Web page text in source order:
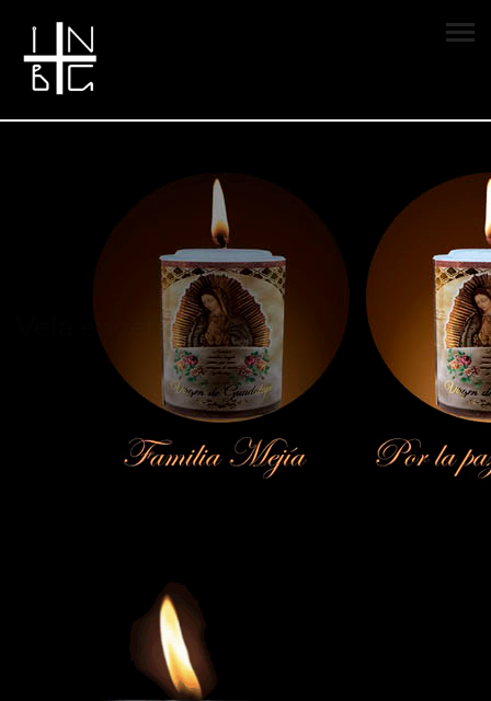
Vela encendida